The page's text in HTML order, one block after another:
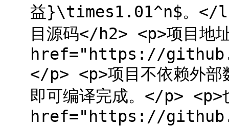
益}\times1.01^n$。
目源码</h2> <p>项目地
href="https://
</p> <p>项目不依赖外部
即可编译完成。</p> <p>
href="https://